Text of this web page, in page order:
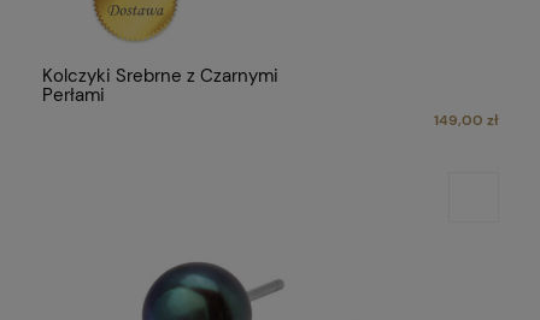
Kolczyki Srebrne z Czarnymi
Perłami
149,00 zł